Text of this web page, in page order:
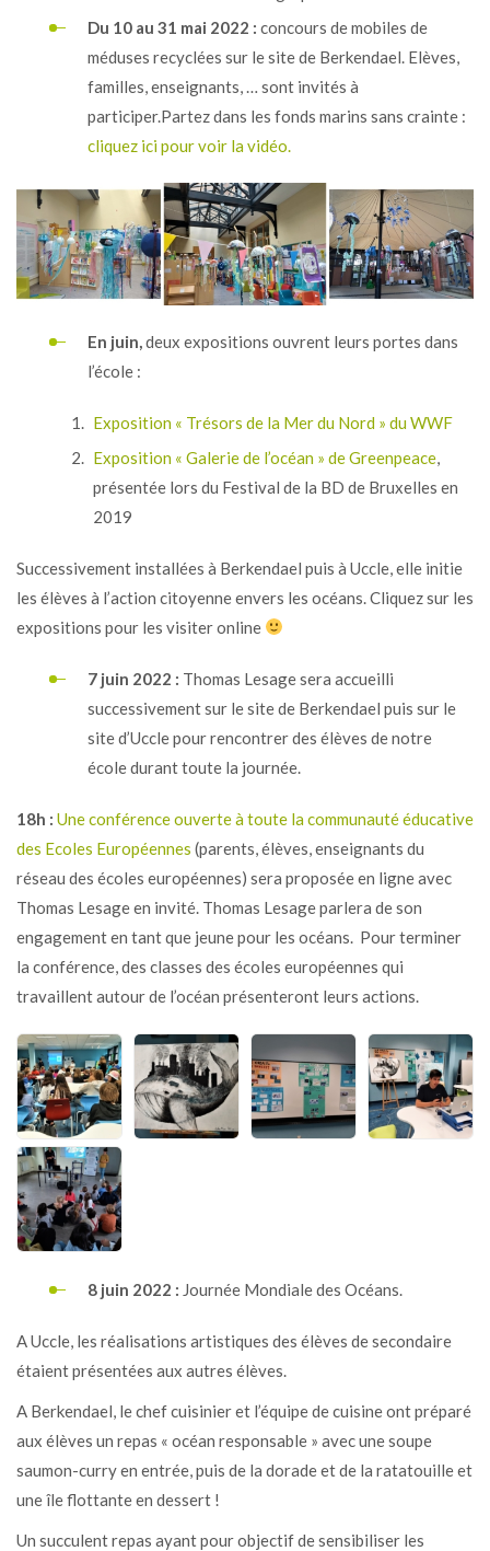
Du 10 au 31 mai 2022 : concours de mobiles de
méduses recyclées sur le site de Berkendael. Elèves,
familles, enseignants, … sont invités à
participer.Partez dans les fonds marins sans crainte :
cliquez ici pour voir la vidéo.
En juin, deux expositions ouvrent leurs portes dans
l’école :
Exposition « Trésors de la Mer du Nord » du WWF
Exposition « Galerie de l’océan » de Greenpeace
présentée lors du Festival de la BD de Bruxelles en
2019
Successivement installées à Berkendael puis à Uccle, elle initie
les élèves à l’action citoyenne envers les océans. Cliquez sur les
expositions pour les visiter online
7 juin 2022 : Thomas Lesage sera accueilli
successivement sur le site de Berkendael puis sur le
site d’Uccle pour rencontrer des élèves de notre
école durant toute la journée.
18h : Une conférence ouverte à toute la communauté éducative
des Ecoles Européennes (parents, élèves, enseignants du
réseau des écoles européennes) sera proposée en ligne avec
Thomas Lesage en invité. Thomas Lesage parlera de son
engagement en tant que jeune pour les océans. Pour terminer
la conférence, des classes des écoles européennes qui
travaillent autour de l’océan présenteront leurs actions.
8 juin 2022 : Journée Mondiale des Océans.
A Uccle, les réalisations artistiques des élèves de secondaire
étaient présentées aux autres élèves.
A Berkendael, le chef cuisinier et l’équipe de cuisine ont préparé
aux élèves un repas « océan responsable » avec une soupe
saumon-curry en entrée, puis de la dorade et de la ratatouille et
une île flottante en dessert !
Un succulent repas ayant pour objectif de sensibiliser les